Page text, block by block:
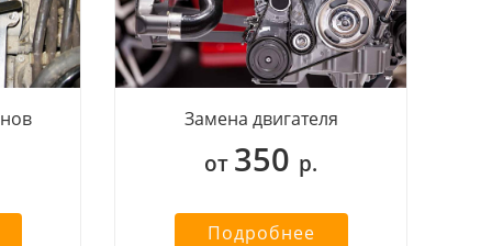
Замена двигателя
от 350 р.
Подробнее